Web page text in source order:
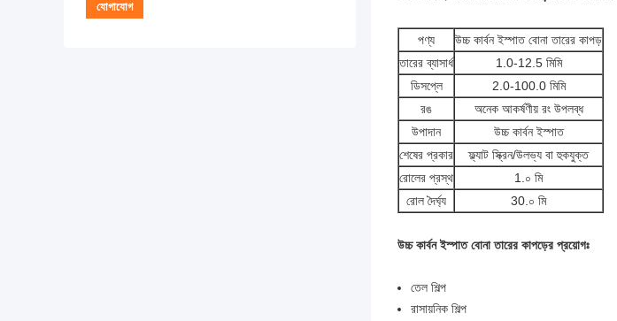
পণ্য
উচ্চ কার্বন ইস্পাত বোনা তারের কাপড়
তারের ব্যাসার্ধ
1.0-12.5 মিমি
ডিসপ্লে
2.0-100.0 মিমি
রঙ
অনেক আকর্ষণীয় রং উপলব্ধ
উপাদান
উচ্চ কার্বন ইস্পাত
শেষের প্রকার
ফ্ল্যাট স্ক্রিন/উলভ্য বা হুকযুক্ত
রোলের প্রস্থ
1.০ মি
রোল দৈর্ঘ্য
30.০ মি
উচ্চ কার্বন ইস্পাত বোনা তারের কাপড়ের প্রয়োগঃ
তেল শিল্প
রাসায়নিক শিল্প